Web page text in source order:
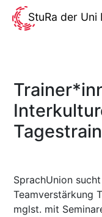
StuRa der Uni
SprachUnion
Teamverstärkung
mglst. mit